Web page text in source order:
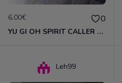
6.00€ 0
YU GI OH SPIRIT CALLER NINTENDO DS
Leh99